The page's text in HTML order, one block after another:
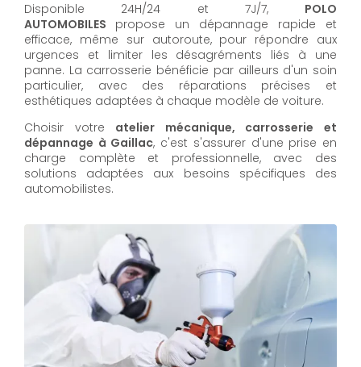
Disponible 24H/24 et 7J/7, POLO
AUTOMOBILES propose un dépannage rapide et
efficace, même sur autoroute, pour répondre aux
urgences et limiter les désagréments liés à une
panne. La carrosserie bénéficie par ailleurs d'un soin
particulier, avec des réparations précises et
esthétiques adaptées à chaque modèle de voiture.
Choisir votre atelier mécanique, carrosserie et
dépannage à Gaillac, c'est s'assurer d'une prise en
charge complète et professionnelle, avec des
solutions adaptées aux besoins spécifiques des
automobilistes.